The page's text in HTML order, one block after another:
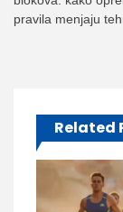
pravila menjaju
Related